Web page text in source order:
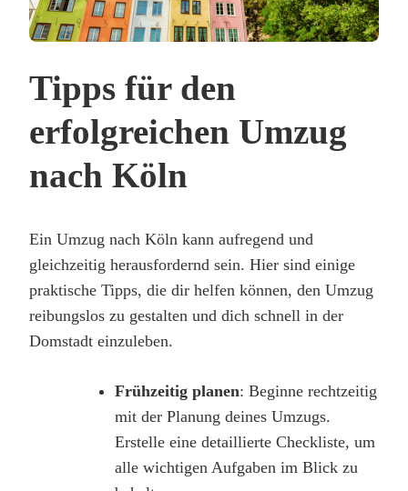
Tipps für den
erfolgreichen Umzug
nach Köln
Ein Umzug nach Köln kann aufregend und
gleichzeitig herausfordernd sein. Hier sind einige
praktische Tipps, die dir helfen können, den Umzug
reibungslos zu gestalten und dich schnell in der
Domstadt einzuleben.
Frühzeitig planen: Beginne rechtzeitig
mit der Planung deines Umzugs.
Erstelle eine detaillierte Checkliste, um
alle wichtigen Aufgaben im Blick zu